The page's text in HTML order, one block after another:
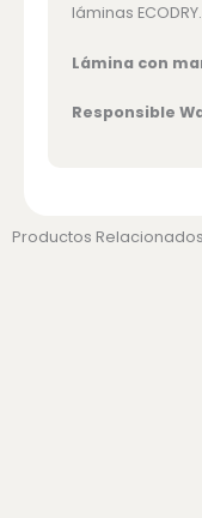
láminas ECODRY.
Lámina con
Responsible
Productos Relacionados